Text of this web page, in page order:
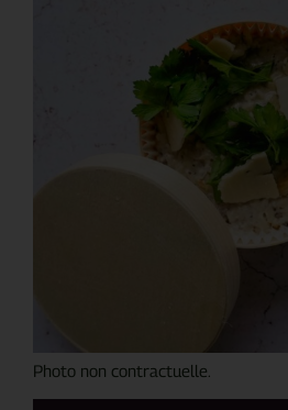
Photo non contractuelle.